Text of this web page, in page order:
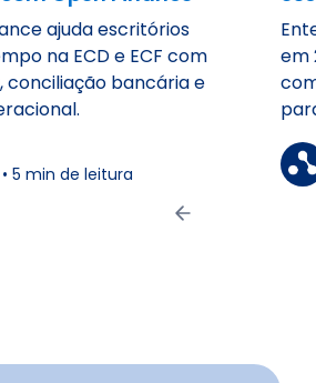
ajuda escritórios
na ECD e ECF com
bancária e
• 5 min de leitura
em